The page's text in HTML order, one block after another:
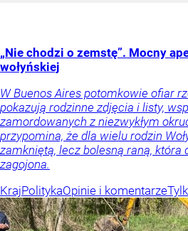
„Nie chodzi o zemstę”. Mocny
wołyńskiej
W Buenos Aires potomkowie ofiar
pokazują rodzinne zdjęcia i listy,
zamordowanych z niezwykłym
przypomina, że dla wielu rodzin
zamkniętą, lecz bolesną raną, która
zagojona.
KrajPolitykaOpinie i komentarze